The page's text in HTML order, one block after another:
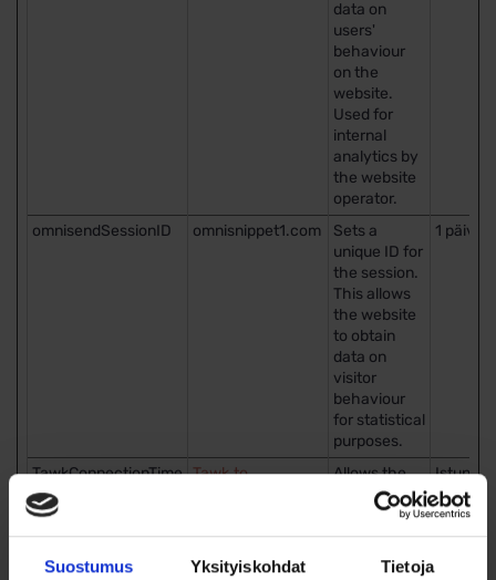
Suostumus Yksityiskohdat Tietoja
data on
users'
behaviour
on the
website.
Used for
internal
analytics by
the website
operator.
omnisendSessionID omnisnippet1.com
Sets a
unique ID for
the session.
This allows
the website
to obtain
data on
visitor
behaviour
for statistical
purposes.
1 päivä
TawkConnectionTime Tawk.to
Allows the
website to
recoqnise
the visitor, in
order to
Istunto